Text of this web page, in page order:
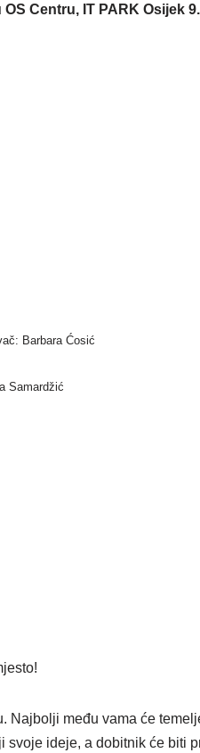
Centru, IT PARK Osijek 9.
Barbara Ćosić
Samardžić
Najbolji među vama će
ideje, a dobitnik će biti